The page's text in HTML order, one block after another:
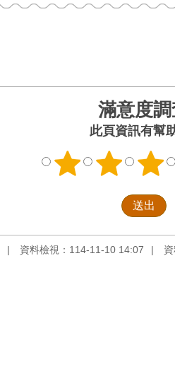
滿意度
此頁資訊有幫
資料檢視：114-11-10 14:07